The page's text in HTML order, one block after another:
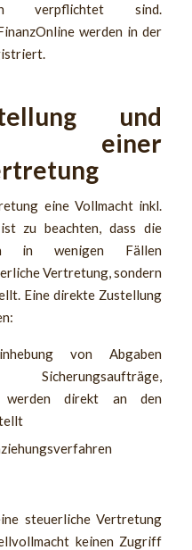
verpflichtet sind.
werden in der
und
einer
eine Vollmacht inkl.
zu beachten, dass die
in wenigen Fällen
Vertretung, sondern
Eine direkte Zustellung
von Abgaben
werden direkt an den
steuerliche Vertretung
keinen Zugriff